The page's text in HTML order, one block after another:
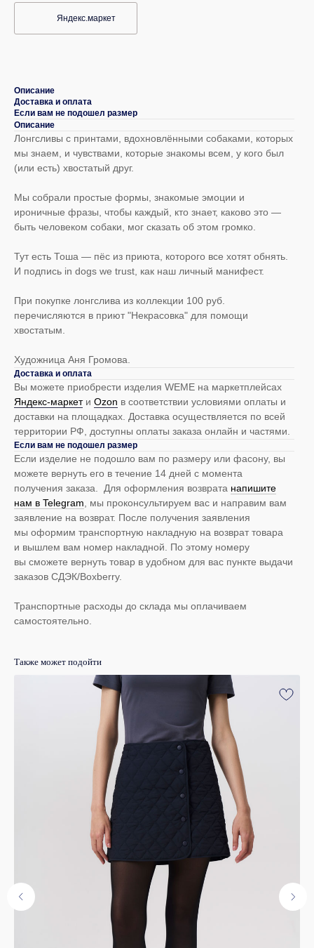
Яндекс.маркет
Описание
Доставка и оплата
Если вам не подошел размер
Описание
Лонгсливы с принтами, вдохновлёнными собаками, которых
мы знаем, и чувствами, которые знакомы всем, у кого был
(или есть) хвостатый друг.
Мы собрали простые формы, знакомые эмоции и
ироничные фразы, чтобы каждый, кто знает, каково это —
быть человеком собаки, мог сказать об этом громко.
Тут есть Тоша — пёс из приюта, которого все хотят обнять.
И подпись in dogs we trust, как наш личный манифест.
При покупке лонгслива из коллекции 100 руб.
перечисляются в приют "Некрасовка" для помощи
хвостатым.
Художница Аня Громова.
Доставка и оплата
Вы можете приобрести изделия WEME на маркетплейсах
Яндекс-маркети Оzon в соответствии условиями оплаты и
доставки на площадках. Доставка осуществляется по всей
территории РФ, доступны оплаты заказа онлайн и частями.
Если вам не подошел размер
Если изделие не подошло вам по размеру или фасону, вы
можете вернуть его в течение 14 дней с момента
получения заказа. Для оформления возврата напишите
нам в Telegram , мы проконсультируем вас и направим вам
заявление на возврат. После получения заявления
мы оформим транспортную накладную на возврат товара
и вышлем вам номер накладной. По этому номеру
вы сможете вернуть товар в удобном для вас пункте выдачи
заказов СДЭК/Boxberry.
Транспортные расходы до склада мы оплачиваем
самостоятельно.
Также может подойти
Купить на маркетплейсах
Оставьте свой e-mail и мы сообщим
Я ознакомлен и согласен сполитикой
Я даю согласие на получение email-рассылки
OZON